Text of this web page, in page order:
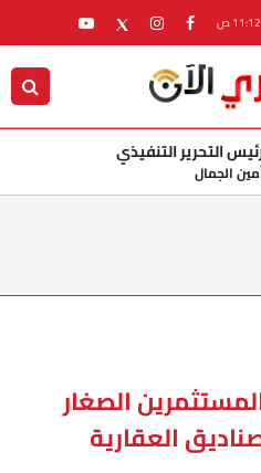
التحرير التنفيذي
الجمال
الصغار
العقارية